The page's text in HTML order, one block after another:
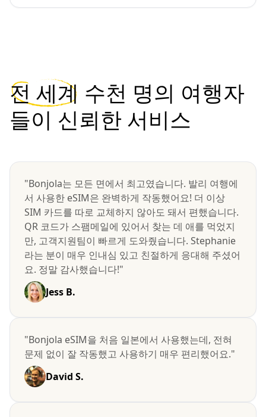
전 세계 수천 명의 여행자
들이 신뢰한 서비스
"Bonjola는 모든 면에서 최고였습니다. 발리 여행에
서 사용한 eSIM은 완벽하게 작동했어요! 더 이상
SIM 카드를 따로 교체하지 않아도 돼서 편했습니다.
QR 코드가 스팸메일에 있어서 찾는 데 애를 먹었지
만, 고객지원팀이 빠르게 도와줬습니다. Stephanie
라는 분이 매우 인내심 있고 친절하게 응대해 주셨어
요. 정말 감사했습니다!"
Jess B.
"Bonjola eSIM을 처음 일본에서 사용했는데, 전혀
문제 없이 잘 작동했고 사용하기 매우 편리했어요."
David S.